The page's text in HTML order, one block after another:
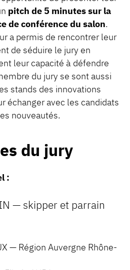
pitch de 5 minutes sur la
de conférence du salon.
a permis de rencontrer leur
de séduire le jury en
leur capacité à défendre
du jury se sont aussi
stands des innovations
échanger avec les candidats
nouveautés.
du jury
:
— skipper et parrain
— Région Auvergne Rhône-